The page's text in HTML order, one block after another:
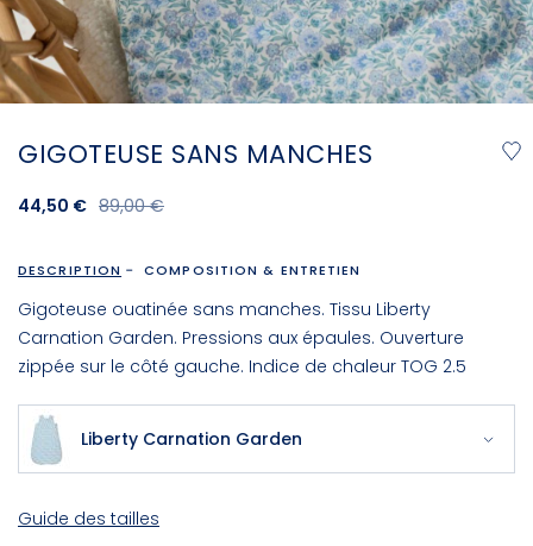
GIGOTEUSE SANS MANCHES
44,50 € 89,00 €
DESCRIPTION
Gigoteuse ouatinée sans manches. Tissu Liberty
Carnation Garden. Pressions aux épaules. Ouverture
zippée sur le côté gauche. Indice de chaleur TOG 2.5
COMPOSITION & ENTRETIEN
Liberty Carnation Garden
Guide des tailles